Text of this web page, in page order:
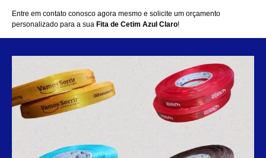
Entre em contato conosco agora mesmo e solicite um orçamento
personalizado para a sua Fita de Cetim Azul Claro!